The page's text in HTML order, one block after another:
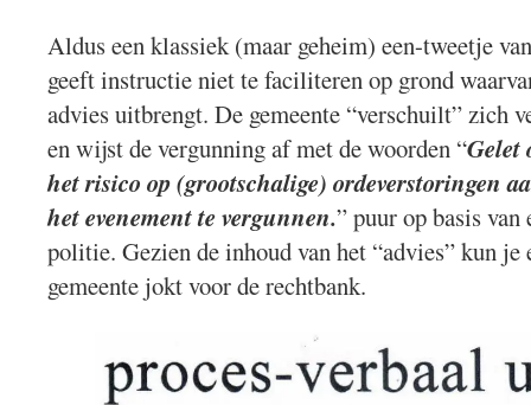
Aldus een klassiek (maar geheim) een-tweetje
geeft instructie niet te faciliteren op grond
advies uitbrengt. De gemeente “verschuilt” zich
en wijst de vergunning af met de woorden “Gelet
het risico op (grootschalige) ordeverstoringen
het evenement te vergunnen.” puur op basis van
politie. Gezien de inhoud van het “advies” kun je
gemeente jokt voor de rechtbank.